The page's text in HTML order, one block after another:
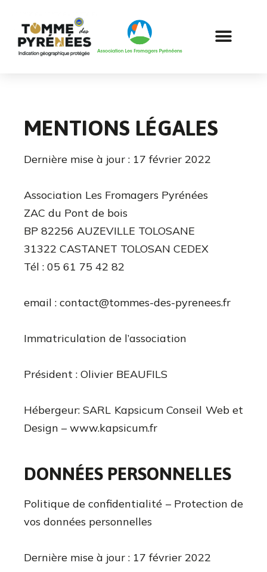
MENTIONS LÉGALES
Dernière mise à jour : 17 février 2022
Association Les Fromagers Pyrénées
ZAC du Pont de bois
BP 82256 AUZEVILLE TOLOSANE
31322 CASTANET TOLOSAN CEDEX
Tél : 05 61 75 42 82
email : contact@tommes-des-pyrenees.fr
Immatriculation de l’association
Président : Olivier BEAUFILS
Hébergeur:SARL Kapsicum Conseil Web et
Design – www.kapsicum.fr
DONNÉES PERSONNELLES
Politique de confidentialité – Protection de
vos données personnelles
Dernière mise à jour : 17 février 2022